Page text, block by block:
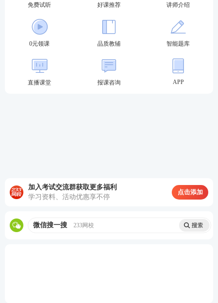
第四章 合同法律制度
合同的订立
合同的变更与转让
合伙企业的解散和清算
免费试听 好课推荐 讲师介绍
0元领课 品质教辅 智能题库
直播课堂 报课咨询 APP
加入考试交流群获取更多福利
学习资料、活动优惠享不停
点击添加
微信搜一搜 233网校